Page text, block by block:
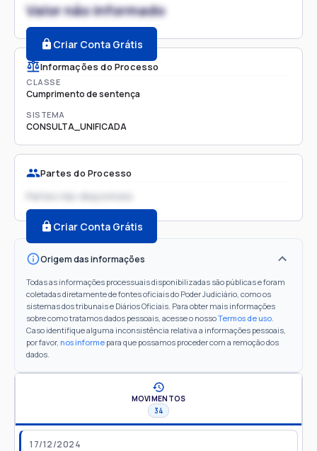
Valor não informado
Criar Conta Grátis
Informações do Processo
CLASSE
Cumprimento de sentença
SISTEMA
CONSULTA_UNIFICADA
Partes do Processo
Partes não disponíveis
Criar Conta Grátis
Origem das informações
Todas as informações processuais disponibilizadas são públicas e foram
coletadas diretamente de fontes oficiais do Poder Judiciário, como os
sistemas dos tribunais e Diários Oficiais. Para obter mais informações
sobre como tratamos dados pessoais, acesse o nossoTermos de uso.
Caso identifique alguma inconsistência relativa a informações pessoais,
por favor, nos informe para que possamos proceder com a remoção dos
dados.
MOVIMENTOS
34
17/12/2024